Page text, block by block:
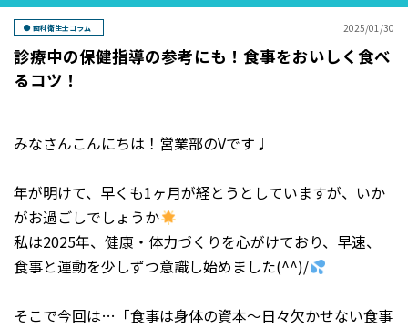
歯科衛生士コラム 2025/01/30
診療中の保健指導の参考にも！食事をおいしく食べ
るコツ！
みなさんこんにちは！営業部のVです♩
年が明けて、早くも1ヶ月が経とうとしていますが、いか
がお過ごしでしょうか
私は2025年、健康・体力づくりを心がけており、早速、
食事と運動を少しずつ意識し始めました(^^)/
そこで今回は…「食事は身体の資本～日々欠かせない食事